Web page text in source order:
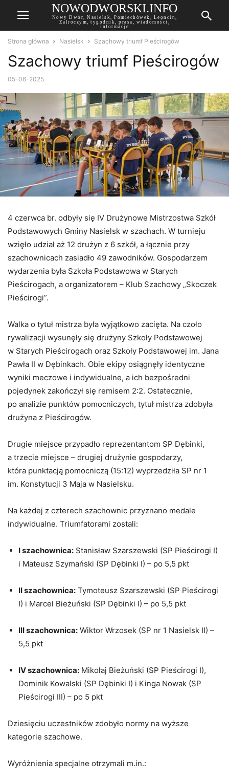
NOWODWORSKI.INFO
Nowy Dwór, Nasielsk, Pomiechówek, Leoncin,
Zalroczym, tygodnik, prasa, wiadomości,
informacje
Strona główna Nasielsk Szachowy triumf Pieścirogów
Szachowy triumf Pieścirogów
05-06-2025
4 czerwca br. odbyły się IV Drużynowe Mistrzostwa Szkół
Podstawowych Gminy Nasielsk w szachach. W turnieju
wzięło udział aż 12 drużyn z 6 szkół, a łącznie przy
szachownicach zasiadło 49 zawodników. Gospodarzem
wydarzenia była Szkoła Podstawowa w Starych
Pieścirogach, a organizatorem – Klub Szachowy „Skoczek
Pieścirogi”.
Walka o tytuł mistrza była wyjątkowo zacięta. Na czoło
rywalizacji wysunęły się drużyny Szkoły Podstawowej
w Starych Pieścirogach oraz Szkoły Podstawowej im. Jana
Pawła II w Dębinkach. Obie ekipy osiągnęły identyczne
wyniki meczowe i indywidualne, a ich bezpośredni
pojedynek zakończył się remisem 2:2. Ostatecznie,
po analizie punktów pomocniczych, tytuł mistrza zdobyła
drużyna z Pieścirogów.
Drugie miejsce przypadło reprezentantom SP Dębinki,
a trzecie miejsce – drugiej drużynie gospodarzy,
która punktacją pomocniczą (15:12) wyprzedziła SP nr 1
im. Konstytucji 3 Maja w Nasielsku.
Na każdej z czterech szachownic przyznano medale
indywidualne. Triumfatorami zostali:
I szachownica: Stanisław Szarszewski (SP Pieścirogi I)
i Mateusz Szymański (SP Dębinki I) – po 5,5 pkt
II szachownica: Tymoteusz Szarszewski (SP Pieścirogi
I) i Marcel Bieżuński (SP Dębinki I) – po 5,5 pkt
III szachownica: Wiktor Wrzosek (SP nr 1 Nasielsk II) –
5,5 pkt
IV szachownica: Mikołaj Bieżuński (SP Pieścirogi I),
Dominik Kowalski (SP Dębinki I) i Kinga Nowak (SP
Pieścirogi III) – po 5 pkt
Dziesięciu uczestników zdobyło normy na wyższe
kategorie szachowe.
Wyróżnienia specjalne otrzymali m.in.: